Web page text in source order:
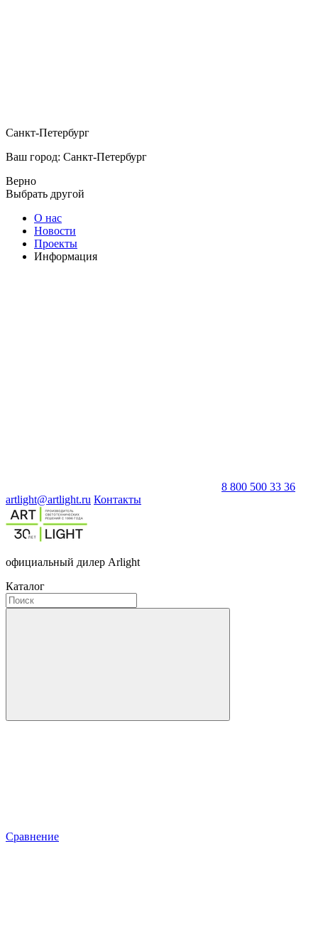
Санкт-Петербург
Ваш город: Санкт-Петербург
Верно
Выбрать другой
О нас
Новости
Проекты
Информация
8 800 500 33 36
artlight@artlight.ru Контакты
официальный дилер Arlight
Каталог
Сравнение